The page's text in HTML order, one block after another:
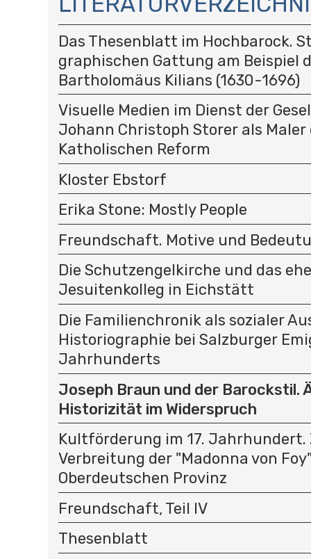
V
I
G
A
T
I
O
N
Das Thesenblatt im Hochbarock.
graphischen Gattung am Beispiel
Bartholomäus Kilians (1630-1696)
Visuelle Medien im Dienst der
Johann Christoph Storer als Maler
Katholischen Reform
Kloster Ebstorf
Erika Stone: Mostly People
Freundschaft. Motive und
Die Schutzengelkirche und das
Jesuitenkolleg in Eichstätt
Die Familienchronik als sozialer
Historiographie bei Salzburger
Jahrhunderts
Joseph Braun und der Barockstil.
Historizität im Widerspruch
Kultförderung im 17. Jahrhundert.
Verbreitung der "Madonna von
Oberdeutschen Provinz
Freundschaft, Teil IV
Thesenblatt